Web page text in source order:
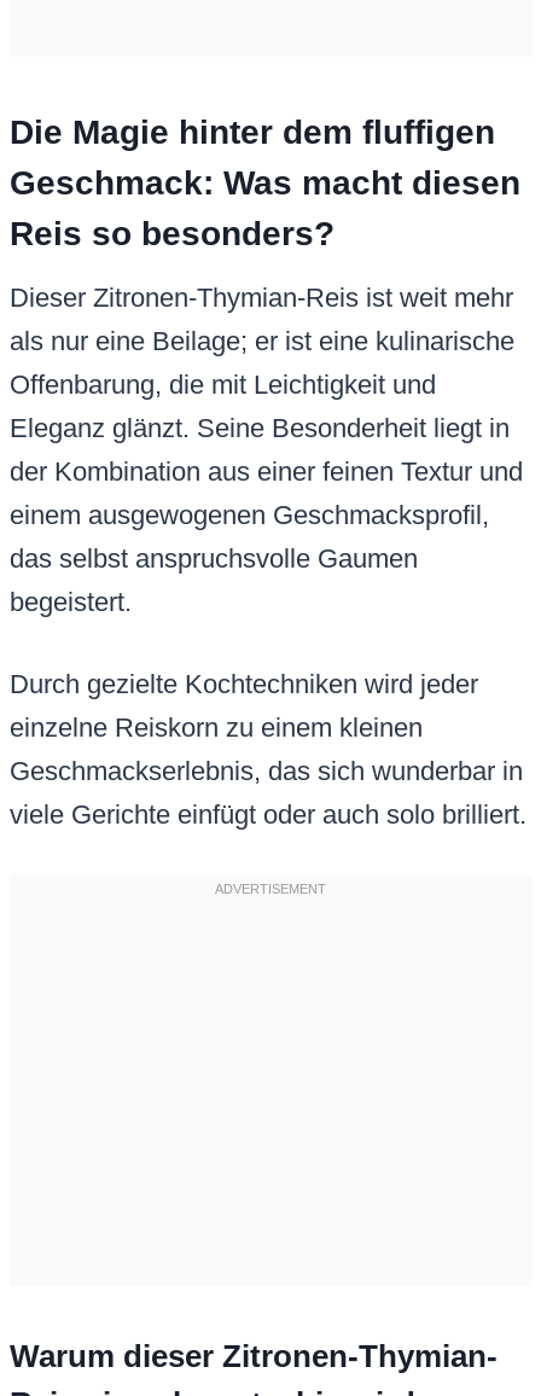
Die Magie hinter dem fluffigen
Geschmack: Was macht diesen
Reis so besonders?
Dieser Zitronen-Thymian-Reis ist weit mehr
als nur eine Beilage; er ist eine kulinarische
Offenbarung, die mit Leichtigkeit und
Eleganz glänzt. Seine Besonderheit liegt in
der Kombination aus einer feinen Textur und
einem ausgewogenen Geschmacksprofil,
das selbst anspruchsvolle Gaumen
begeistert.
Durch gezielte Kochtechniken wird jeder
einzelne Reiskorn zu einem kleinen
Geschmackserlebnis, das sich wunderbar in
viele Gerichte einfügt oder auch solo brilliert.
Warum dieser Zitronen-Thymian-